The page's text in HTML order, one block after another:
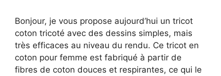
Bonjour, je vous propose aujourd’hui un tricot
coton tricoté avec des dessins simples, mais
très efficaces au niveau du rendu. Ce tricot en
coton pour femme est fabriqué à partir de
fibres de coton douces et respirantes, ce qui le